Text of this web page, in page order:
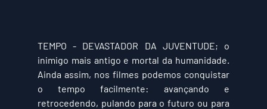
TEMPO - DEVASTADOR DA JUVENTUDE; o
inimigo mais antigo e mortal da humanidade.
Ainda assim, nos filmes podemos conquistar
o tempo facilmente: avançando e
retrocedendo, pulando para o futuro ou para